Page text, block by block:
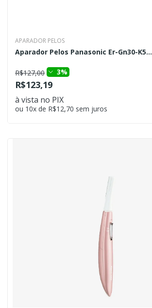
APARADOR PELOS
Aparador Pelos Panasonic Er-Gn30-K5...
R$127,00 3%
R$123,19
à vista no PIX
ou 10x de R$12,70 sem juros